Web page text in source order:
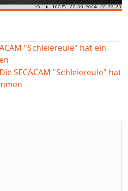
"Schleiereule" hat ein
SECACAM "Schleiereule" hat